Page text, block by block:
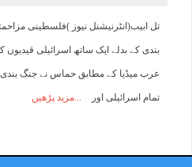
تل ابیب(انٹرنیشنل نیوز )فلسطینی
بندی کے بدلے ایک ساتھ اسرائیلی
عرب میڈیا کے مطابق حماس نے جنگ
تمام اسرائیلی اور مزید پڑھیں